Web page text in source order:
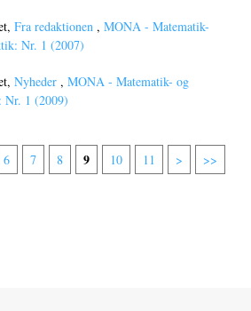
Fra redaktionen , MONA - Matematik-
Nr. 1 (2007)
Nyheder , MONA - Matematik- og
Nr. 1 (2009)
6 7 8 9 10 11 > >>